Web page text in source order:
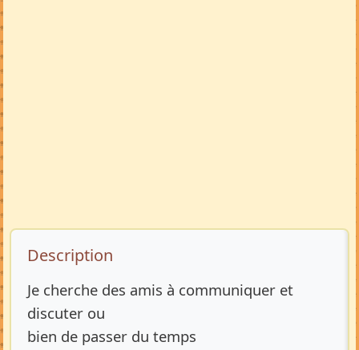
Description de l’annonce
Description
Je cherche des amis à communiquer et
discuter ou
bien de passer du temps